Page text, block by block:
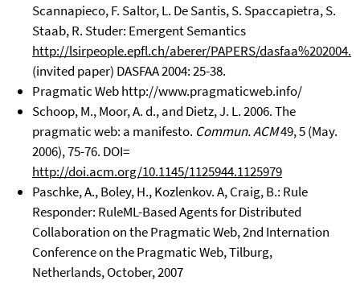
Scannapieco, F. Saltor, L. De Santis, S. Spaccapietra, S.
Staab, R. Studer: Emergent Semantics
http://lsirpeople.epfl.ch/aberer/PAPERS/
(invited paper) DASFAA 2004: 25-38.
Pragmatic Web http://www.pragmaticweb.info/
Schoop, M., Moor, A. d., and Dietz, J. L. 2006. The
pragmatic web: a manifesto. Commun. ACM49, 5 (May.
2006), 75-76. DOI=
http://doi.acm.org/10.1145/1125944.1125979
Paschke, A., Boley, H., Kozlenkov. A, Craig, B.: Rule
Responder: RuleML-Based Agents for Distributed
Collaboration on the Pragmatic Web, 2nd Internation
Conference on the Pragmatic Web, Tilburg,
Netherlands, October, 2007